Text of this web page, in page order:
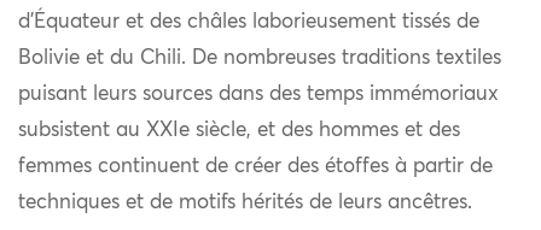
d’Équateur et des châles laborieusement tissés de
Bolivie et du Chili. De nombreuses traditions textiles
puisant leurs sources dans des temps immémoriaux
subsistent au XXIe siècle, et des hommes et des
femmes continuent de créer des étoffes à partir de
techniques et de motifs hérités de leurs ancêtres.